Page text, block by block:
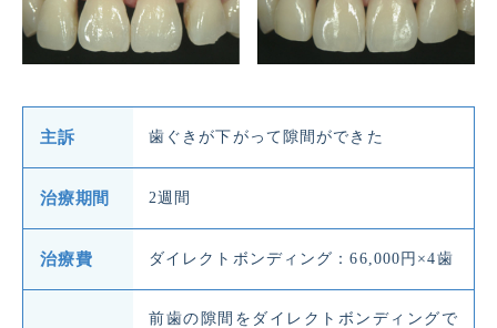
主訴 歯ぐきが下がって隙間ができた
治療期間 2週間
治療費 ダイレクトボンディング：66,000円×4歯
前歯の隙間をダイレクトボンディングで